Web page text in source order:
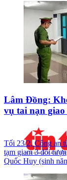
Lâm Đồng:
vụ tai nạn
Tối 23/2, Công an
tạm giam 3 đối
Quốc Huy (sinh